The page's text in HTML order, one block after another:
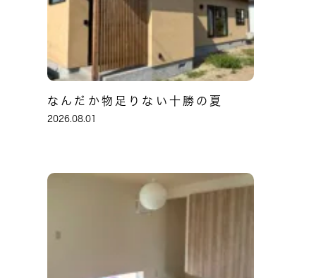
なんだか物足りない十勝の夏
2026.08.01